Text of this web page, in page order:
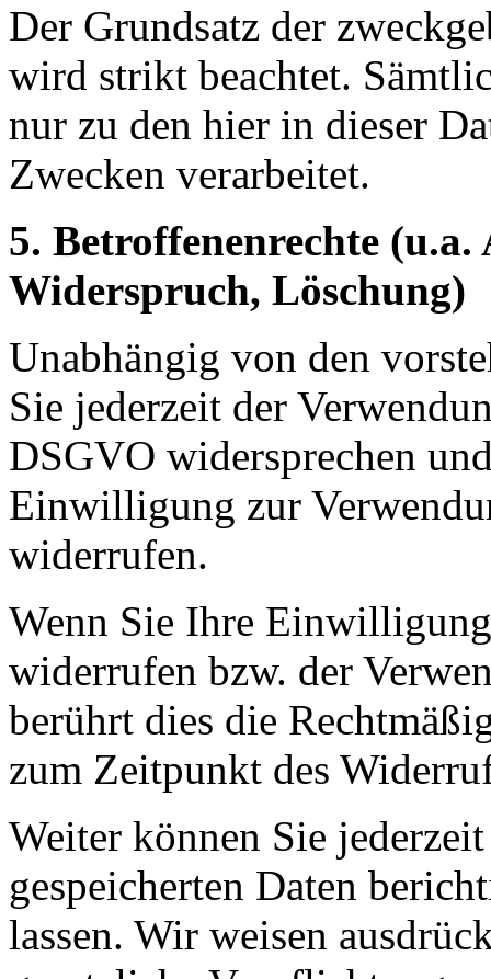
Der Grundsatz der
wird strikt beachtet.
nur zu den hier in dieser
Zwecken verarbeitet.
5. Betroffenenrechte
Widerspruch, Löschung)
Unabhängig von den
Sie jederzeit der
DSGVO widersprechen
Einwilligung zur
widerrufen.
Wenn Sie Ihre
widerrufen bzw. der
berührt dies die
zum Zeitpunkt des
Weiter können Sie
gespeicherten Daten
lassen. Wir weisen